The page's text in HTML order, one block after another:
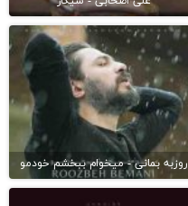
روزبه بمانی - میخوام ببخشم خودمو